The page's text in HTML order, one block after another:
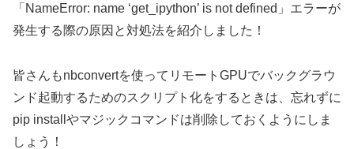
「NameError: name ‘get_ipython’ is not defined」エラーが
発生する際の原因と対処法を紹介しました！
皆さんもnbconvertを使ってリモートGPUでバックグラウ
ンド起動するためのスクリプト化をするときは、忘れずに
pip installやマジックコマンドは削除しておくようにしま
しょう！